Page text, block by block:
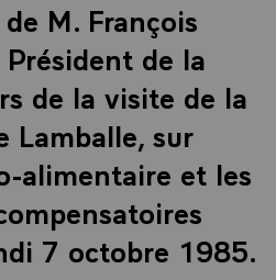
M. François
de la
de la visite de la
Lamballe, sur
alimentaire et les
7 octobre 1985.